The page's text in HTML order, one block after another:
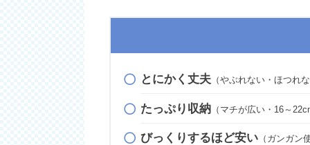
とにかく丈夫（やぶれない・ほつれ
たっぷり収納 （マチが広い・16～
びっくりするほど安い（ガンガン